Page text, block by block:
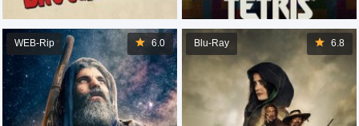
6.8
Blu-Ray
6.0
WEB-Rip